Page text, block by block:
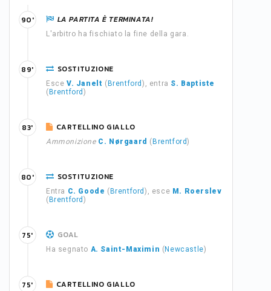
LA PARTITA È TERMINATA!
L'arbitro ha fischiato la fine della gara.
90'
SOSTITUZIONE
Esce V. Janelt ( Brentford), entra S. Baptiste
( Brentford)
89'
CARTELLINO GIALLO
Ammonizione C. Nørgaard ( Brentford)
83'
SOSTITUZIONE
Entra C. Goode ( Brentford), esce M. Roerslev
( Brentford)
80'
GOAL
Ha segnato A. Saint-Maximin ( Newcastle)
75'
CARTELLINO GIALLO
75'